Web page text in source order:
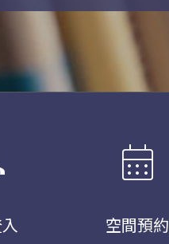
calendar_month
空間預約